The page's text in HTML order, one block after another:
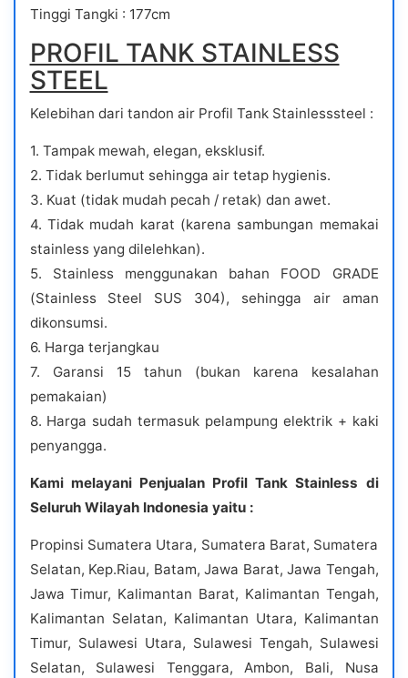
Tinggi Tangki : 177cm
PROFIL TANK STAINLESS
STEEL
Kelebihan dari tandon air Profil Tank Stainlesssteel :
1. Tampak mewah, elegan, eksklusif.
2. Tidak berlumut sehingga air tetap hygienis.
3. Kuat (tidak mudah pecah / retak) dan awet.
4. Tidak mudah karat (karena sambungan memakai
stainless yang dilelehkan).
5. Stainless menggunakan bahan FOOD GRADE
(Stainless Steel SUS 304), sehingga air aman
dikonsumsi.
6. Harga terjangkau
7. Garansi 15 tahun (bukan karena kesalahan
pemakaian)
8. Harga sudah termasuk pelampung elektrik + kaki
penyangga.
Kami melayani Penjualan Profil Tank Stainless di
Seluruh Wilayah Indonesia yaitu :
Propinsi Sumatera Utara, Sumatera Barat, Sumatera
Selatan, Kep.Riau, Batam, Jawa Barat, Jawa Tengah,
Jawa Timur, Kalimantan Barat, Kalimantan Tengah,
Kalimantan Selatan, Kalimantan Utara, Kalimantan
Timur, Sulawesi Utara, Sulawesi Tengah, Sulawesi
Selatan, Sulawesi Tenggara, Ambon, Bali, Nusa